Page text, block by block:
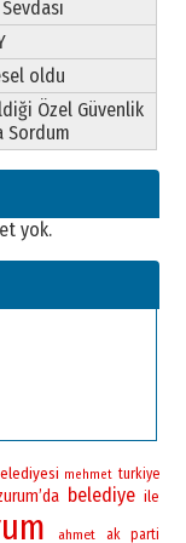
oldu
Özel Güvenlik
Sordum
yok.
mehmet turkiye
belediye ile
ahmet ak parti